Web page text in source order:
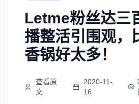
Letme粉丝达三
播整活引围观，
香锅好太多！
查看原
文
2020-11-
16